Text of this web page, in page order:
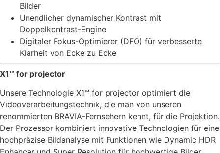
Bilder
Unendlicher dynamischer Kontrast mit
Doppelkontrast-Engine
Digitaler Fokus-Optimierer (DFO) für verbesserte
Klarheit von Ecke zu Ecke
X1™ for projector
Unsere Technologie X1™ for projector optimiert die
Videoverarbeitungstechnik, die man von unseren
renommierten BRAVIA-Fernsehern kennt, für die Projektion.
Der Prozessor kombiniert innovative Technologien für eine
hochpräzise Bildanalyse mit Funktionen wie Dynamic HDR